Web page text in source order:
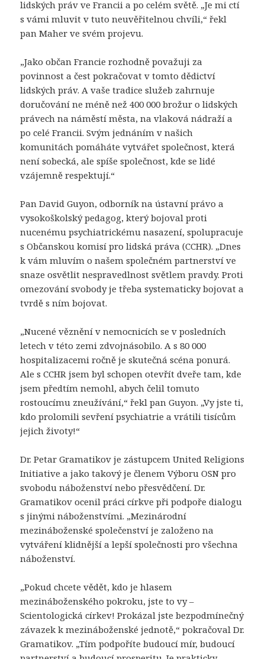
lidských práv ve Francii a po celém světě. „Je mi ctí
s vámi mluvit v tuto neuvěřitelnou chvíli,“ řekl
pan Maher ve svém projevu.
„Jako občan Francie rozhodně považuji za
povinnost a čest pokračovat v tomto dědictví
lidských práv. A vaše tradice služeb zahrnuje
doručování ne méně než 400 000 brožur o lidských
právech na náměstí města, na vlaková nádraží a
po celé Francii. Svým jednáním v našich
komunitách pomáháte vytvářet společnost, která
není sobecká, ale spíše společnost, kde se lidé
vzájemně respektují.“
Pan David Guyon, odborník na ústavní právo a
vysokoškolský pedagog, který bojoval proti
nucenému psychiatrickému nasazení, spolupracuje
s Občanskou komisí pro lidská práva (CCHR). „Dnes
k vám mluvím o našem společném partnerství ve
snaze osvětlit nespravedlnost světlem pravdy. Proti
omezování svobody je třeba systematicky bojovat a
tvrdě s ním bojovat.
„Nucené věznění v nemocnicích se v posledních
letech v této zemi zdvojnásobilo. A s 80 000
hospitalizacemi ročně je skutečná scéna ponurá.
Ale s CCHR jsem byl schopen otevřít dveře tam, kde
jsem předtím nemohl, abych čelil tomuto
rostoucímu zneužívání,“ řekl pan Guyon. „Vy jste ti,
kdo prolomili sevření psychiatrie a vrátili tisícům
jejich životy!“
Dr. Petar Gramatikov je zástupcem United Religions
Initiative a jako takový je členem Výboru OSN pro
svobodu náboženství nebo přesvědčení. Dr.
Gramatikov ocenil práci církve při podpoře dialogu
s jinými náboženstvími. „Mezinárodní
mezináboženské společenství je založeno na
vytváření klidnější a lepší společnosti pro všechna
náboženství.
„Pokud chcete vědět, kdo je hlasem
mezináboženského pokroku, jste to vy –
Scientologická církev! Prokázal jste bezpodmínečný
závazek k mezináboženské jednotě,“ pokračoval Dr.
Gramatikov. „Tím podpoříte budoucí mír, budoucí